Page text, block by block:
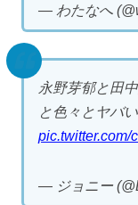
— わたなへ
永野芽郁と田
と色々とヤバい
pic.twitter.com/
— ジョニー